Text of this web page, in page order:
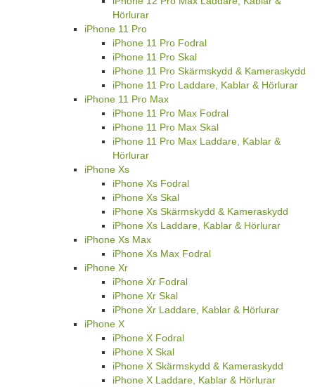
Hörlurar
iPhone 11 Pro
iPhone 11 Pro Fodral
iPhone 11 Pro Skal
iPhone 11 Pro Skärmskydd & Kameraskydd
iPhone 11 Pro Laddare, Kablar & Hörlurar
iPhone 11 Pro Max
iPhone 11 Pro Max Fodral
iPhone 11 Pro Max Skal
iPhone 11 Pro Max Laddare, Kablar &
Hörlurar
iPhone Xs
iPhone Xs Fodral
iPhone Xs Skal
iPhone Xs Skärmskydd & Kameraskydd
iPhone Xs Laddare, Kablar & Hörlurar
iPhone Xs Max
iPhone Xs Max Fodral
iPhone Xr
iPhone Xr Fodral
iPhone Xr Skal
iPhone Xr Laddare, Kablar & Hörlurar
iPhone X
iPhone X Fodral
iPhone X Skal
iPhone X Skärmskydd & Kameraskydd
iPhone X Laddare, Kablar & Hörlurar